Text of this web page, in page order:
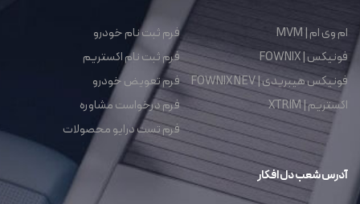
ام وی ام | MVM
فونیکس | FOWNIX
فونیکس هیبریدی | FOWNIX NEV
اکستریم | XTRIM
فرم ثبت نام خودرو
فرم ثبت نام اکستریم
فرم تعویض خودرو
فرم درخواست مشاوره
فرم تست درایو محصولات
آدرس شعب دل افکار